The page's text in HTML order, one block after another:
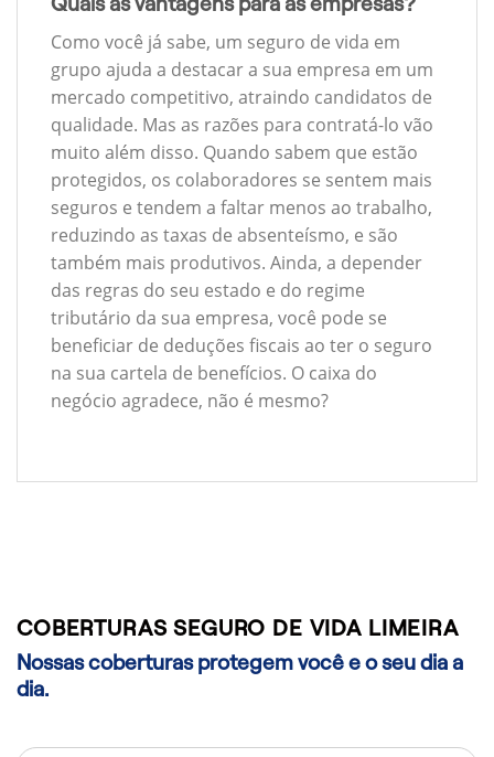
Como você já sabe, um seguro de vida em
grupo ajuda a destacar a sua empresa em um
mercado competitivo, atraindo candidatos de
qualidade. Mas as razões para contratá-lo vão
muito além disso. Quando sabem que estão
protegidos, os colaboradores se sentem mais
seguros e tendem a faltar menos ao trabalho,
reduzindo as taxas de absenteísmo, e são
também mais produtivos. Ainda, a depender
das regras do seu estado e do regime
tributário da sua empresa, você pode se
beneficiar de deduções fiscais ao ter o seguro
na sua cartela de benefícios. O caixa do
negócio agradece, não é mesmo?
COBERTURAS SEGURO DE VIDA LIMEIRA
Nossas coberturas protegem você e o seu dia a
dia.